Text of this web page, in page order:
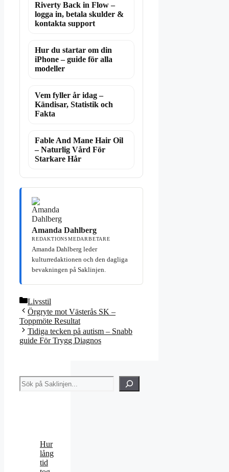
Riverty Back in Flow –
logga in, betala skulder &
kontakta support
Hur du startar om din
iPhone – guide för alla
modeller
Vem fyller år idag –
Kändisar, Statistik och
Fakta
Fable And Mane Hair Oil
– Naturlig Vård För
Starkare Hår
Amanda Dahlberg
REDAKTIONSMEDARBETARE
Amanda Dahlberg leder
kulturredaktionen och den dagliga
bevakningen på Saklinjen.
Kategorier
Livsstil
Örgryte mot Västerås SK –
Toppmöte Resultat
Tidiga tecken på autism – Snabb
guide För Trygg Diagnos
Sök
Hur
lång
tid